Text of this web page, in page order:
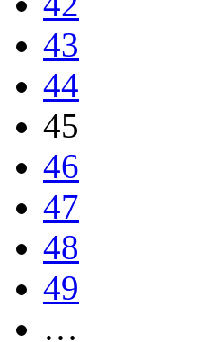
43
44
45
46
47
48
49
…